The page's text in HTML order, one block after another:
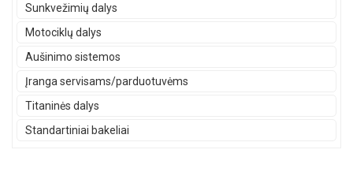
Sunkvežimių dalys
Motociklų dalys
Aušinimo sistemos
Įranga servisams/parduotuvėms
Titaninės dalys
Standartiniai bakeliai